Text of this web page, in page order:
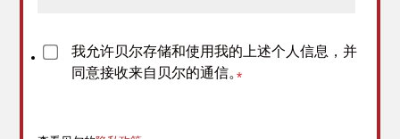
我允许贝尔存储和使用我的上述个人信息，并
同意接收来自贝尔的通信。
*